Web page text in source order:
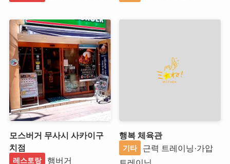
모스버거 무사시 사카이구
치점
레스토랑 햄버거
행복 체육관
기타
근력 트레이닝·가압